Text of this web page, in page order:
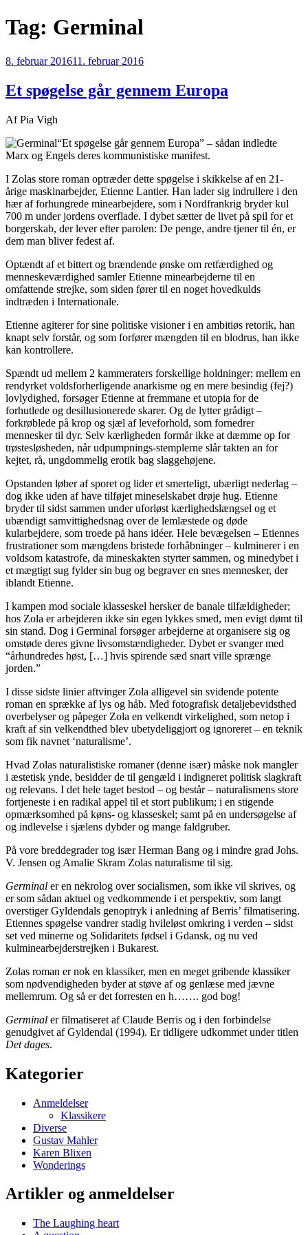
Videre
til
Tag: Germinal
Udgivet
8. februar 201611. februar 2016
Et spøgelse går gennem Europa
Af Pia Vigh
“Et spøgelse går gennem Europa” – sådan indledte
Marx og Engels deres kommunistiske manifest.
I Zolas store roman optræder dette spøgelse i skikkelse af en 21-
årige maskinarbejder, Etienne Lantier. Han lader sig indrullere i den
hær af forhungrede minearbejdere, som i Nordfrankrig bryder kul
700 m under jordens overflade. I dybet sætter de livet på spil for et
borgerskab, der lever efter parolen: De penge, andre tjener til én, er
dem man bliver fedest af.
Optændt af et bittert og brændende ønske om retfærdighed og
menneskeværdighed samler Etienne minearbejderne til en
omfattende strejke, som siden fører til en noget hovedkulds
indtræden i Internationale.
Etienne agiterer for sine politiske visioner i en ambitiøs retorik, han
knapt selv forstår, og som forfører mængden til en blodrus, han ikke
kan kontrollere.
Spændt ud mellem 2 kammeraters forskellige holdninger; mellem en
rendyrket voldsforherligende anarkisme og en mere besindig (fej?)
lovlydighed, forsøger Etienne at fremmane et utopia for de
forhutlede og desillusionerede skarer. Og de lytter grådigt –
forkrøblede på krop og sjæl af leveforhold, som fornedrer
mennesker til dyr. Selv kærligheden formår ikke at dæmme op for
trøstesløsheden, når udpumpnings-stemplerne slår takten an for
kejtet, rå, ungdommelig erotik bag slaggehøjene.
Opstanden løber af sporet og lider et smerteligt, ubærligt nederlag –
dog ikke uden af have tilføjet mineselskabet drøje hug. Etienne
bryder til sidst sammen under uforløst kærlighedslængsel og et
ubændigt samvittighedsnag over de lemlæstede og døde
kularbejdere, som troede på hans idéer. Hele bevægelsen – Etiennes
frustrationer som mængdens bristede forhåbninger – kulminerer i en
voldsom katastrofe, da mineskakten styrter sammen, og minedybet i
et mægtigt sug fylder sin bug og begraver en snes mennesker, der
iblandt Etienne.
I kampen mod sociale klasseskel hersker de banale tilfældigheder;
hos Zola er arbejderen ikke sin egen lykkes smed, men evigt dømt til
sin stand. Dog i Germinal forsøger arbejderne at organisere sig og
omstøde deres givne livsomstændigheder. Dybet er svanger med
“århundredes høst, […] hvis spirende sæd snart ville sprænge
jorden.”
I disse sidste linier aftvinger Zola alligevel sin svidende potente
roman en sprække af lys og håb. Med fotografisk detaljebevidsthed
overbelyser og påpeger Zola en velkendt virkelighed, som netop i
kraft af sin velkendthed blev ubetydeliggjort og ignoreret – en teknik
som fik navnet ‘naturalisme’.
Hvad Zolas naturalistiske romaner (denne især) måske nok mangler
i æstetisk ynde, besidder de til gengæld i indigneret politisk slagkraft
og relevans. I det hele taget bestod – og består – naturalismens store
fortjeneste i en radikal appel til et stort publikum; i en stigende
opmærksomhed på køns- og klasseskel; samt på en undersøgelse af
og indlevelse i sjælens dybder og mange faldgruber.
På vore breddegrader tog især Herman Bang og i mindre grad Johs.
V. Jensen og Amalie Skram Zolas naturalisme til sig.
Germinal er en nekrolog over socialismen, som ikke vil skrives, og
er som sådan aktuel og vedkommende i et perspektiv, som langt
overstiger Gyldendals genoptryk i anledning af Berris’ filmatisering.
Etiennes spøgelse vandrer stadig hvileløst omkring i verden – sidst
set ved minerne og Solidaritets fødsel i Gdansk, og nu ved
kulminearbejderstrejken i Bukarest.
Zolas roman er nok en klassiker, men en meget gribende klassiker
som nødvendigheden byder at støve af og genlæse med jævne
mellemrum. Og så er det forresten en h……. god bog!
Germinal er filmatiseret af Claude Berris og i den forbindelse
genudgivet af Gyldendal (1994). Er tidligere udkommet under titlen
Det dages.
Kategorier
Anmeldelser
Klassikere
Diverse
Gustav Mahler
Karen Blixen
Wonderings
Artikler og anmeldelser
The Laughing heart